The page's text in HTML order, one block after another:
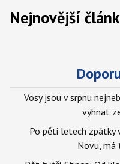
Nejnovější
Vosy jsou v srpnu
vyhnat
Po pěti letech zpátky
Novu, má